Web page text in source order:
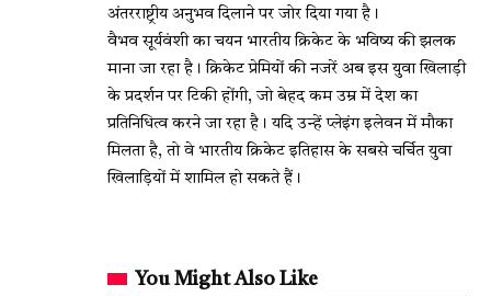
अंतरराष्ट्रीय अनुभव दिलाने पर जोर दिया गया है।
वैभव सूर्यवंशी का चयन भारतीय क्रिकेट के भविष्य की झलक
माना जा रहा है। क्रिकेट प्रेमियों की नजरें अब इस युवा खिलाड़ी
के प्रदर्शन पर टिकी होंगी, जो बेहद कम उम्र में देश का
प्रतिनिधित्व करने जा रहा है। यदि उन्हें प्लेइंग इलेवन में मौका
मिलता है, तो वे भारतीय क्रिकेट इतिहास के सबसे चर्चित युवा
खिलाड़ियों में शामिल हो सकते हैं।
You Might Also Like